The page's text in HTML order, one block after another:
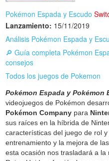
Pokémon Espada y Escudo
Lanzamiento: 15/11/2019
Análisis Pokémon Espada y
🔎 Guía completa Pokémon
consejos
Todos los juegos de Pokemon
Pokémon Espada y Pokémon
videojuegos de Pokémon
Pokémon Company para
sus raíces en la híbrida de
características del juego de rol
entrenamiento y la mejora de
esta ocasión nos trasladará a